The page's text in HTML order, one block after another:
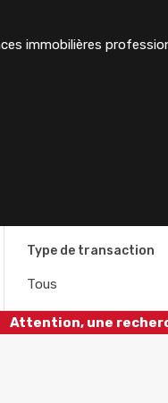
immobilières
Type de transaction
Tous
Attention, une